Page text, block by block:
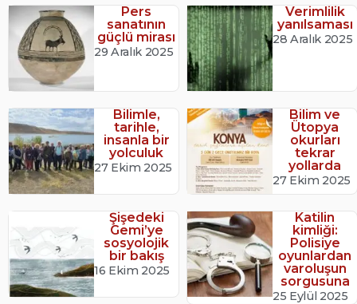
Pers
sanatının
güçlü mirası
29 Aralık 2025
Verimlilik
yanılsaması
28 Aralık 2025
Bilimle,
tarihle,
insanla bir
yolculuk
27 Ekim 2025
Bilim ve
Ütopya
okurları
tekrar
yollarda
27 Ekim 2025
Şişedeki
Gemi’ye
sosyolojik
bir bakış
16 Ekim 2025
Katilin
kimliği:
Polisiye
oyunlardan
varoluşun
sorgusuna
25 Eylül 2025